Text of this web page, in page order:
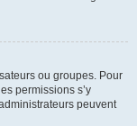
ou groupes. Pour
permissions s’y
peuvent